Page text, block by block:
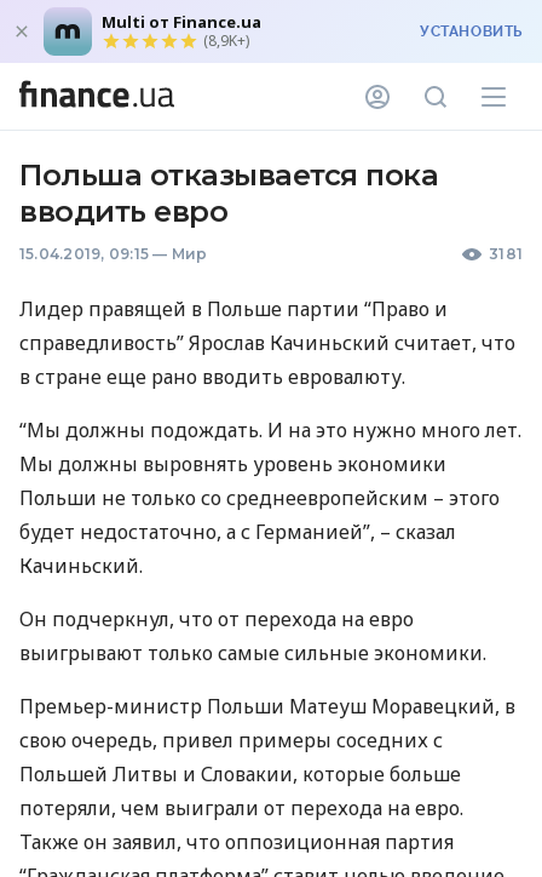
Multi от Finance.ua
(8,9K+) УСТАНОВИТЬ
Польша отказывается пока
вводить евро
15.04.2019, 09:15 — Мир 3181
Лидер правящей в Польше партии “Право и
справедливость” Ярослав Качиньский считает, что
в стране еще рано вводить евровалюту.
“Мы должны подождать. И на это нужно много лет.
Мы должны выровнять уровень экономики
Польши не только со среднеевропейским – этого
будет недостаточно, а с Германией”, – сказал
Качиньский.
Он подчеркнул, что от перехода на евро
выигрывают только самые сильные экономики.
Премьер-министр Польши Матеуш Моравецкий, в
свою очередь, привел примеры соседних с
Польшей Литвы и Словакии, которые больше
потеряли, чем выиграли от перехода на евро.
Также он заявил, что оппозиционная партия